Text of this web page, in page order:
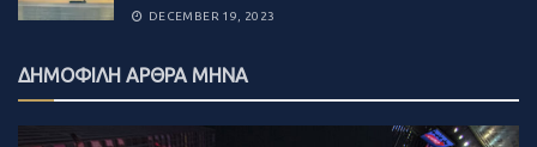
DECEMBER 19, 2023
ΔΗΜΟΦΙΛΗ ΑΡΘΡΑ ΜΗΝΑ